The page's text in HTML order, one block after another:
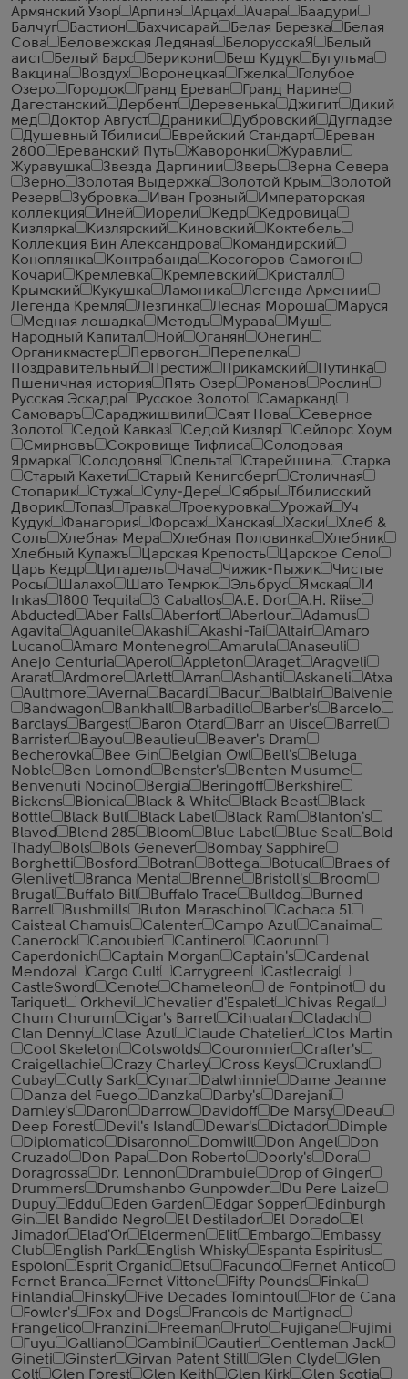
Армянский Узор
Арпинэ Арцах Ачара
Баадури
Балчуг
Бастион Бахчисарай Белая Березка
Белая
Сова
Беловежская Ледяная БелорусскаЯ
Белый
аист
Белый Барс Берикони Беш Кудук
Бугульма
Вакцина
Воздух Воронецкая Гжелка
Голубое
Озеро
Городок Гранд Ереван
Гранд Нарине
Дагестанский
Дербент Деревенька Джигит
Дикий
мед
Доктор Август Драники Дубровский
Дугладзе
Душевный Тбилиси
Еврейский Стандарт
Ереван
2800
Ереванский Путь Жаворонки
Журавли
Журавушка
Звезда Даргинии Зверь
Зерна Севера
Зерно
Золотая Выдержка Золотой Крым
Золотой
Резерв
Зубровка Иван Грозный
Императорская
коллекция
Иней Иорели Кедр
Кедровица
Кизлярка
Кизлярский Киновский
Коктебель
Коллекция Вин Александрова
Командирский
Коноплянка
Контрабанда
Косогоров Самогон
Кочари
Кремлевка Кремлевский
Кристалл
Крымский
Кукушка Ламоника
Легенда Армении
Легенда Кремля
Лезгинка Лесная Мороша
Маруся
Медная лошадка
Методъ Мурава
Муш
Народный Капитал
Ной Оганян
Онегин
Органикмастер
Первогон
Перепелка
Поздравительный
Престиж Прикамский
Путинка
Пшеничная история
Пять Озер Романов
Рослин
Русская Эскадра
Русское Золото
Самарканд
Самоваръ
Сараджишвили Саят Нова
Северное
Золото
Седой Кавказ Седой Кизляр
Сейлорс Хоум
Смирновъ
Сокровище Тифлиса
Солодовая
Ярмарка
Солодовня Спельта Старейшина
Старка
Старый Кахети
Старый Кенигсберг
Столичная
Стопарик
Стужа Сулу-Дере Сябры
Тбилисский
Дворик
Топаз Травка Троекуровка Урожай
Уч
Кудук
Фанагория Форсаж Ханская Хаски
Хлеб &
Соль
Хлебная Мера Хлебная Половинка
Хлебник
Хлебный Купажъ
Царская Крепость
Царское Село
Царь Кедр
Цитадель Чача Чижик-Пыжик
Чистые
Росы
Шалахо Шато Темрюк Эльбрус Ямская
14
Inkas
1800 Tequila 3 Caballos A.E. Dor
A.H. Riise
Abducted
Aber Falls Aberfort Aberlour
Adamus
Agavita
Aguanile Akashi Akashi-Tai Altair
Amaro
Lucano
Amaro Montenegro Amarula
Anaseuli
Anejo Centuria
Aperol Appleton Araget
Aragveli
Ararat
Ardmore Arlett Arran Ashanti Askaneli
Atxa
Aultmore
Averna Bacardi Bacur Balblair
Balvenie
Bandwagon
Bankhall Barbadillo Barber's
Barcelo
Barclays
Bargest Baron Otard Barr an Uisce
Barrel
Barrister
Bayou Beaulieu
Beaver's Dram
Becherovka
Bee Gin Belgian Owl Bell's
Beluga
Noble
Ben Lomond Benster's
Benten Musume
Benvenuti Nocino
Bergia Beringoff
Berkshire
Bickens
Bionica Black & White Black Beast
Black
Bottle
Black Bull Black Label Black Ram
Blanton's
Blavod
Blend 285 Bloom Blue Label Blue Seal
Bold
Thady
Bols Bols Genever
Bombay Sapphire
Borghetti
Bosford Botran Bottega Botucal
Braes of
Glenlivet
Branca Menta Brenne Bristoll's
Broom
Brugal
Buffalo Bill Buffalo Trace Bulldog
Burned
Barrel
Bushmills Buton Maraschino
Cachaca 51
Caisteal Chamuis
Calenter Campo Azul
Canaima
Canerock
Canoubier Cantinero
Caorunn
Caperdonich
Captain Morgan Captain's
Cardenal
Mendoza
Cargo Cult Carrygreen
Castlecraig
CastleSword
Cenote Chameleon de Fontpinot
du
Tariquet
Orkhevi Chevalier d'Espalet
Chivas Regal
Chum Churum
Cigar's Barrel Cihuatan
Cladach
Clan Denny
Clase Azul Claude Chatelier
Clos Martin
Cool Skeleton
Cotswolds Couronnier
Crafter's
Craigellachie
Crazy Charley Cross Keys
Cruxland
Cubay
Cutty Sark Cynar Dalwhinnie
Dame Jeanne
Danza del Fuego
Danzka Darby's
Darejani
Darnley's
Daron Darrow Davidoff De Marsy
Deau
Deep Forest
Devil's Island Dewar's Dictador
Dimple
Diplomatico
Disaronno Domwill Don Angel
Don
Cruzado
Don Papa Don Roberto Doorly's
Dora
Doragrossa
Dr. Lennon Drambuie
Drop of Ginger
Drummers
Drumshanbo Gunpowder
Du Pere Laize
Dupuy
Eddu Eden Garden Edgar Sopper
Edinburgh
Gin
El Bandido Negro El Destilador El Dorado
El
Jimador
Elad'Or Eldermen Elit Embargo
Embassy
Club
English Park English Whisky
Espanta Espiritus
Espolon
Esprit Organic Etsu Facundo
Fernet Antico
Fernet Branca
Fernet Vittone Fifty Pounds
Finka
Finlandia
Finsky Five Decades Tomintoul
Flor de Cana
Fowler's
Fox and Dogs
Francois de Martignac
Frangelico
Franzini Freeman Fruto Fujigane
Fujimi
Fuyu
Galliano Gambini Gautier
Gentleman Jack
Gineti
Ginster Girvan Patent Still Glen Clyde
Glen
Colt
Glen Forest Glen Keith Glen Kirk
Glen Scotia